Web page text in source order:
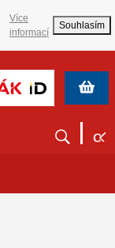
Více
informací
Souhlasím